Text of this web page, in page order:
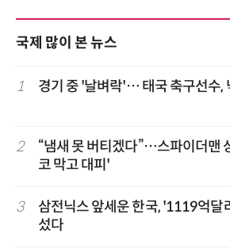
국제 많이 본 뉴스
1 경기 중 '날벼락'… 태국 축구선수,
2
“냄새 못 버티겠다”…스파이더맨
코 막고 대피'
3
삼전닉스 앞세운 한국, '1119억달
섰다